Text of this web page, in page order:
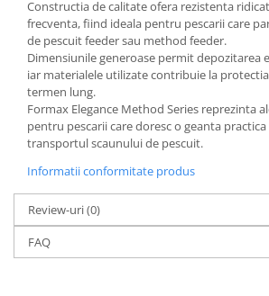
Constructia de calitate ofera rezistenta
frecventa, fiind ideala pentru pescarii care
de pescuit feeder sau method feeder.
Dimensiunile generoase permit depozitarea
iar materialele utilizate contribuie la
termen lung.
Formax Elegance Method Series reprezinta
pentru pescarii care doresc o geanta
transportul scaunului de pescuit.
Informatii conformitate produs
Review-uri(0)
FAQ